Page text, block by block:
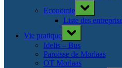
Economie
Toggle
sub-
menu
Liste des
Vie pratique
Toggle
sub-
menu
Idelis – Bus
Paroisse de Morlaas
OT Morlaas